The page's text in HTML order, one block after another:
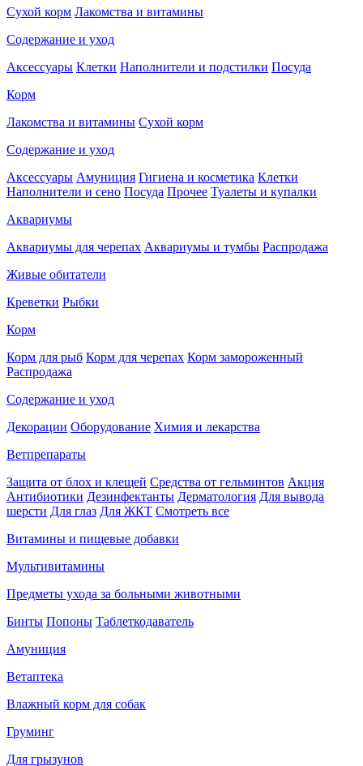
Сухой корм Лакомства и витамины
Содержание и уход
Аксессуары Клетки Наполнители и подстилки Посуда
Корм
Лакомства и витамины Сухой корм
Содержание и уход
Аксессуары Амуниция Гигиена и косметика Клетки
Наполнители и сено Посуда Прочее Туалеты и купалки
Аквариумы
Аквариумы для черепах Аквариумы и тумбы Распродажа
Живые обитатели
Креветки Рыбки
Корм
Корм для рыб Корм для черепах Корм замороженный
Распродажа
Содержание и уход
Декорации Оборудование Химия и лекарства
Ветпрепараты
Защита от блох и клещей Средства от гельминтов Акция
Антибиотики Дезинфектанты Дерматология Для вывода
шерсти Для глаз Для ЖКТ Смотреть все
Витамины и пищевые добавки
Мультивитамины
Предметы ухода за больными животными
Бинты Попоны Таблеткодаватель
Амуниция
Ветаптека
Влажный корм для собак
Груминг
Для грызунов